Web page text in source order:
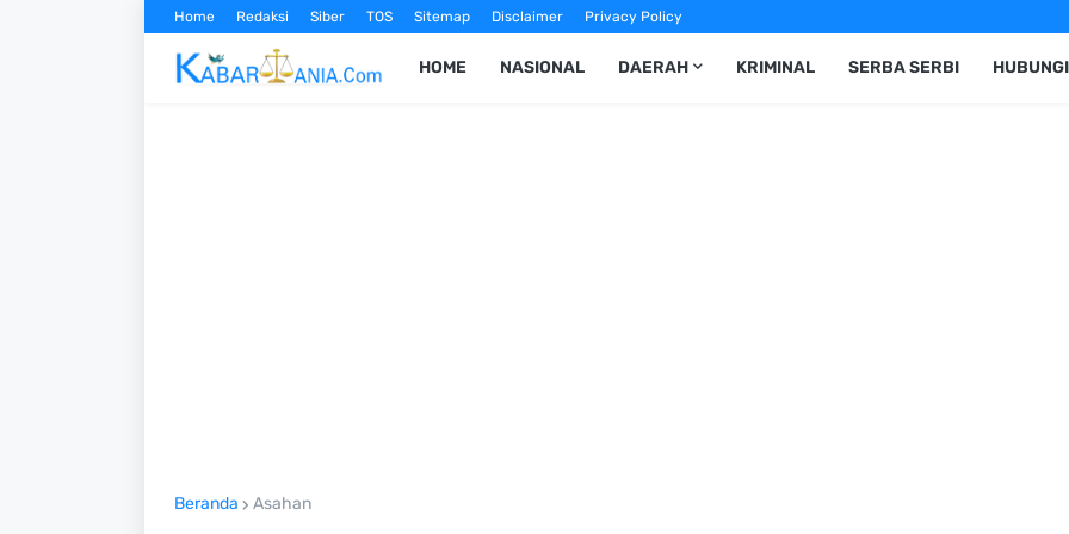
Home Redaksi Siber TOS Sitemap Disclaimer Privacy Policy
HOME NASIONAL DAERAH KRIMINAL SERBA SERBI
Beranda Asahan